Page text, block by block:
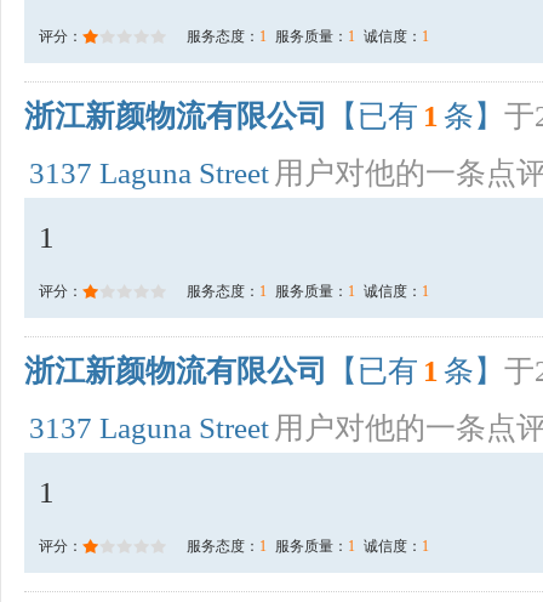
评分： 服务态度： 1 服务质量： 1 诚信度： 1
浙江新颜物流有限公司 【已有 1 条】 于
3137 Laguna Street 用户对他的一条点
1
评分： 服务态度： 1 服务质量： 1 诚信度： 1
浙江新颜物流有限公司 【已有 1 条】 于
3137 Laguna Street 用户对他的一条点
1
评分： 服务态度： 1 服务质量： 1 诚信度： 1